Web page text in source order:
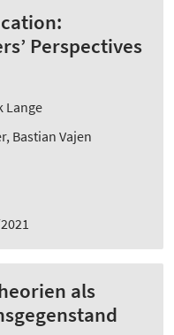
Perspectives
Lange
Bastian Vajen
als